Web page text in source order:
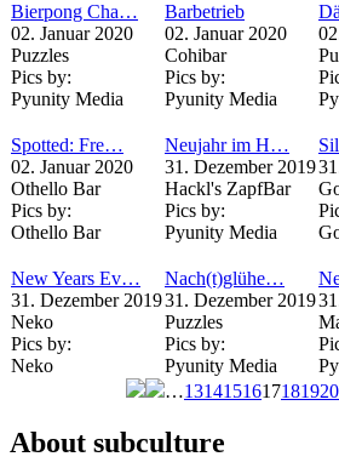
Bierpong Cha…
02. Januar 2020
Puzzles
Pics by:
Pyunity Media
Barbetrieb
02. Januar 2020
Cohibar
Pics by:
Pyunity Media
Spotted: Fre…
02. Januar 2020
Othello Bar
Pics by:
Othello Bar
Neujahr im H…
31. Dezember 2019
Hackl's ZapfBar
Pics by:
Pyunity Media
New Years Ev…
31. Dezember 2019
Neko
Pics by:
Neko
Nach(t)glühe…
31. Dezember 2019
Puzzles
Pics by:
Pyunity Media
…1314151617181920
About subculture